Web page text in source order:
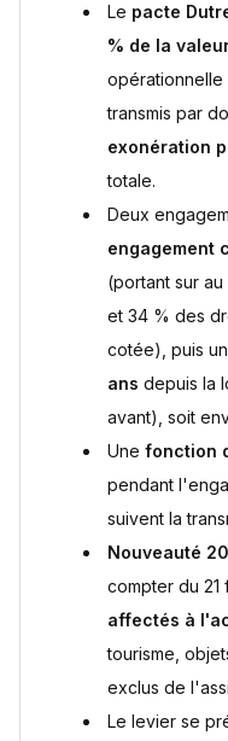
Le pacte
% de la
opérationnelle
transmis par
exonération
totale.
Deux
engagement
(portant sur
et 34 % des
cotée), puis un
ans depuis la
avant), soit
Une fonction
pendant
suivent la
Nouveauté
compter du 21
affectés à
tourisme,
exclus de
Le levier se